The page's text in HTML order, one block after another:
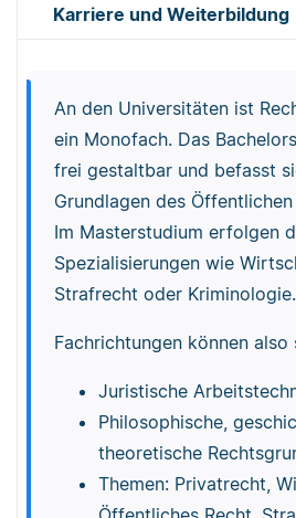
Karriere und Weiterbildung
An den Universitäten ist
ein Monofach. Das
frei gestaltbar und befasst
Grundlagen des
Im Masterstudium erfolgen
Spezialisierungen wie
Strafrecht oder Kriminologie.
Fachrichtungen können also
Juristische
Philosophische,
theoretische
Themen: Privatrecht,